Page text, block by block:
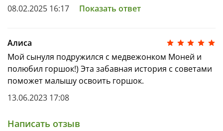
08.02.2025 16:17 Показать ответ
Алиса
Мой сынуля подружился с медвежонком Моней и
полюбил горшок!) Эта забавная история с советами
поможет малышу освоить горшок.
13.06.2023 17:08
Написать отзыв